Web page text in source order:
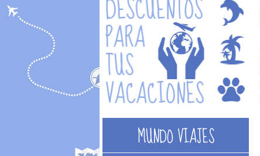
MUNDO VIAJES